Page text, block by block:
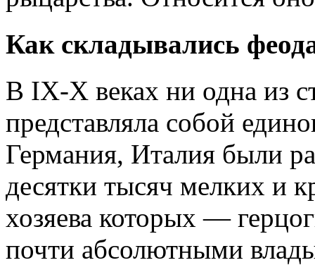
Как складывались
В IX-X веках ни одна из
представляла собой
Германия, Италия были
десятки тысяч мелких и
хозяева которых —
почти абсолютными